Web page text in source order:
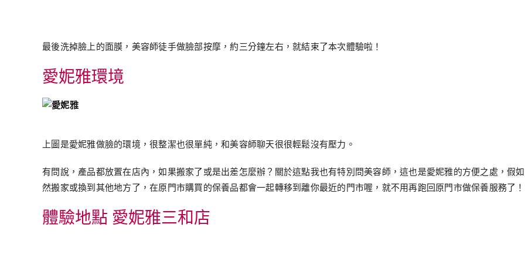
最後洗掉臉上的面膜，美容師徒手做臉部按摩，約三分鐘左右，就結束了本次體驗啦！
愛妮雅環境
上圖是愛妮雅做臉的環境，很整潔也很單純，和美容師聊天很很輕鬆沒有壓力。
有問說，產品都放置在店內，如果搬家了或是出差怎麼辦？關於這點我也有特別問美容師，這也是愛妮雅的方便之處，假
然搬家或換到其他地方了，在原門市購買的保養品都會一起轉移到離你最近的門市喔，就不用再跑回原門市做保養服務了！
體驗地點 愛妮雅三和店